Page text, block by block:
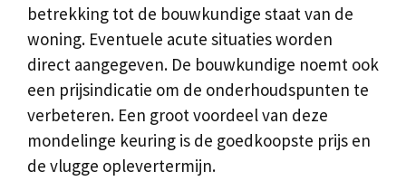
betrekking tot de bouwkundige staat van de
woning. Eventuele acute situaties worden
direct aangegeven. De bouwkundige noemt ook
een prijsindicatie om de onderhoudspunten te
verbeteren. Een groot voordeel van deze
mondelinge keuring is de goedkoopste prijs en
de vlugge oplevertermijn.